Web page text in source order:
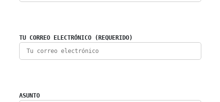
TU CORREO ELECTRÓNICO (REQUERIDO)
ASUNTO